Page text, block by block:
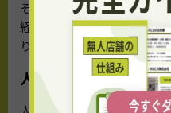
そのため、店舗経営者は
経営戦略を策定し、人材
り組む必要があります。
人手不足が顕著な業界